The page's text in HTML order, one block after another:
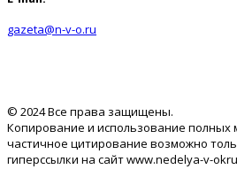
gazeta@n-v-o.ru
© 2024 Все права защищены.
Копирование и использование
частичное цитирование возможно
гиперссылки на сайт www.nedelya-v-